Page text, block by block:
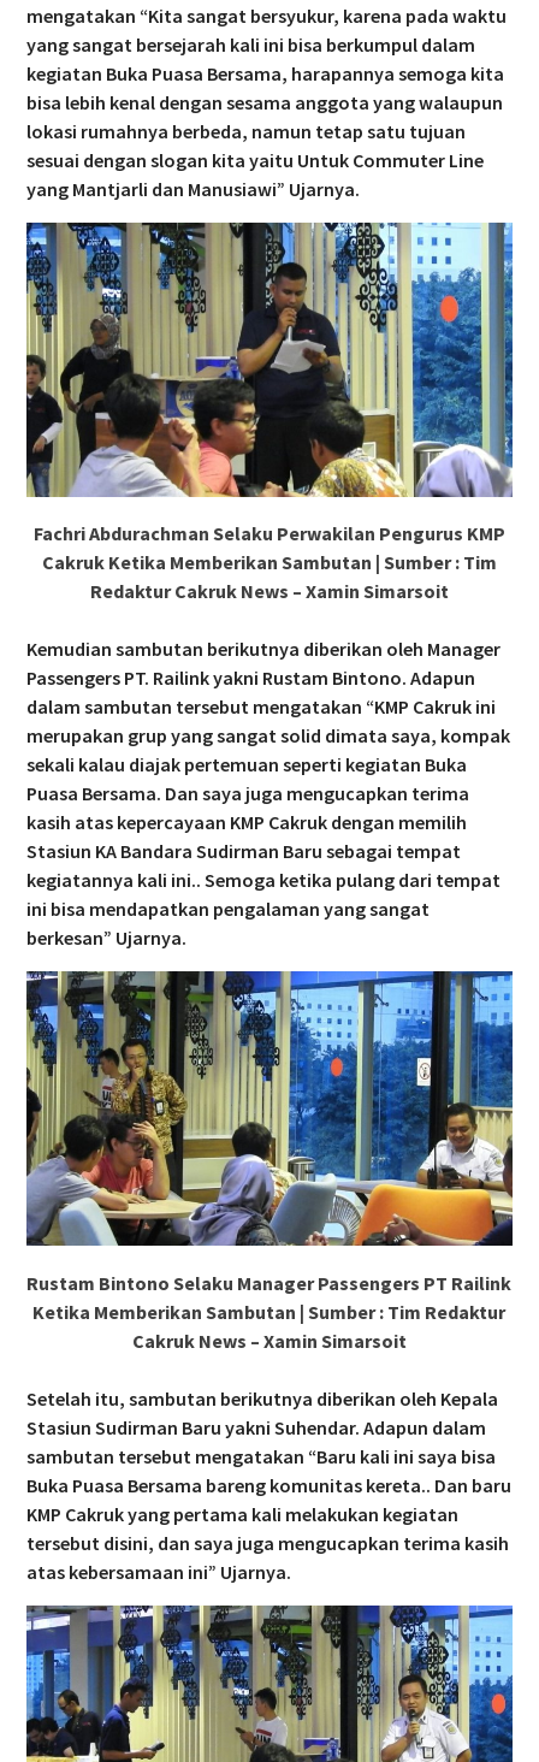
mengatakan “Kita sangat bersyukur, karena pada waktu
yang sangat bersejarah kali ini bisa berkumpul dalam
kegiatan Buka Puasa Bersama, harapannya semoga kita
bisa lebih kenal dengan sesama anggota yang walaupun
lokasi rumahnya berbeda, namun tetap satu tujuan
sesuai dengan slogan kita yaitu Untuk Commuter Line
yang Mantjarli dan Manusiawi” Ujarnya.
Fachri Abdurachman Selaku Perwakilan Pengurus KMP
Cakruk Ketika Memberikan Sambutan | Sumber : Tim
Redaktur Cakruk News – Xamin Simarsoit
Kemudian sambutan berikutnya diberikan oleh Manager
Passengers PT. Railink yakni Rustam Bintono. Adapun
dalam sambutan tersebut mengatakan “KMP Cakruk ini
merupakan grup yang sangat solid dimata saya, kompak
sekali kalau diajak pertemuan seperti kegiatan Buka
Puasa Bersama. Dan saya juga mengucapkan terima
kasih atas kepercayaan KMP Cakruk dengan memilih
Stasiun KA Bandara Sudirman Baru sebagai tempat
kegiatannya kali ini.. Semoga ketika pulang dari tempat
ini bisa mendapatkan pengalaman yang sangat
berkesan” Ujarnya.
Rustam Bintono Selaku Manager Passengers PT Railink
Ketika Memberikan Sambutan | Sumber : Tim Redaktur
Cakruk News – Xamin Simarsoit
Setelah itu, sambutan berikutnya diberikan oleh Kepala
Stasiun Sudirman Baru yakni Suhendar. Adapun dalam
sambutan tersebut mengatakan “Baru kali ini saya bisa
Buka Puasa Bersama bareng komunitas kereta.. Dan baru
KMP Cakruk yang pertama kali melakukan kegiatan
tersebut disini, dan saya juga mengucapkan terima kasih
atas kebersamaan ini” Ujarnya.